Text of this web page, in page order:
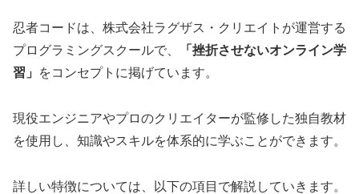
忍者コードは、株式会社ラグザス・クリエイトが運営する
プログラミングスクールで、
「挫折させないオンライン学
習」
をコンセプトに掲げています。
現役エンジニアやプロのクリエイターが監修した独自教材
を使用し、知識やスキルを体系的に学ぶことができます。
詳しい特徴については、以下の項目で解説していきます。